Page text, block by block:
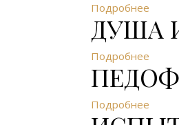
Подробнее
ДУША
Подробнее
Подробнее